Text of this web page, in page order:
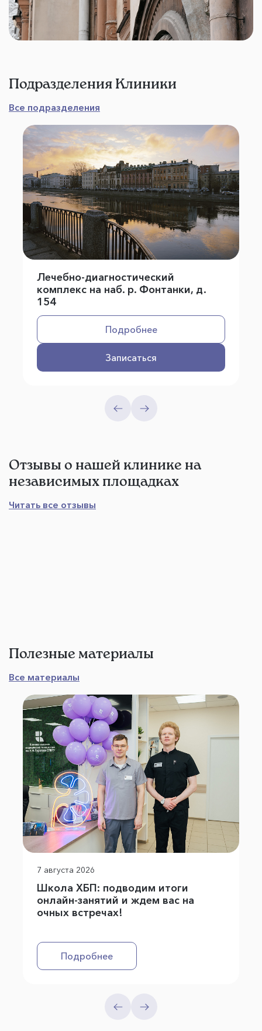
Подразделения Клиники
Все подразделения
Лечебно-диагностический
комплекс на наб. р. Фонтанки, д.
154
Подробнее
Записаться
Отзывы о нашей клинике на
независимых площадках
Читать все отзывы
Полезные материалы
Все материалы
7 августа 2026
Школа ХБП: подводим итоги
онлайн-занятий и ждем вас на
очных встречах!
Подробнее